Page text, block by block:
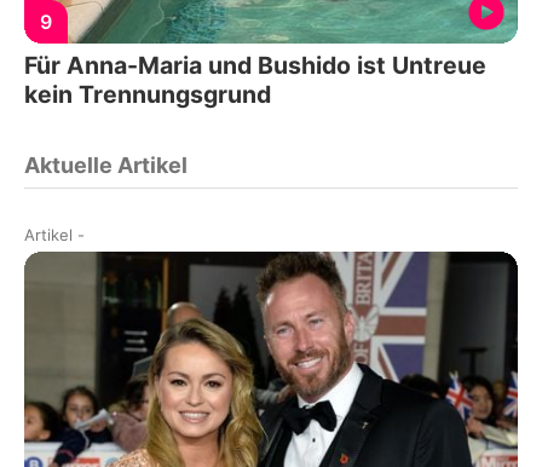
9
Für Anna-Maria und Bushido ist Untreue
kein Trennungsgrund
Aktuelle Artikel
Artikel -